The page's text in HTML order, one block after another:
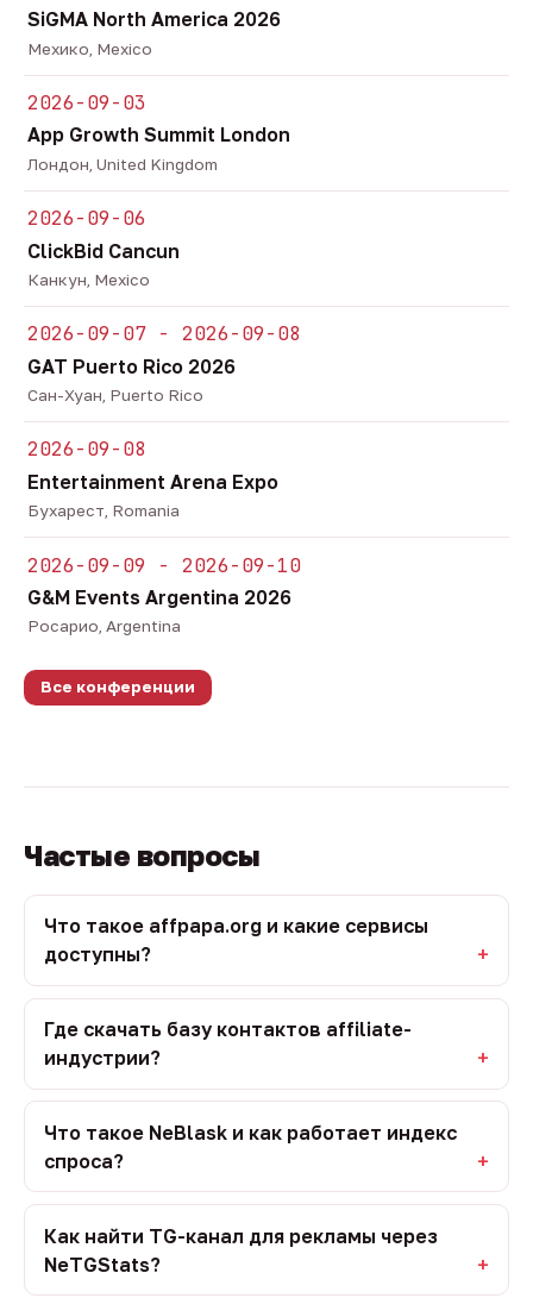
SiGMA North America 2026
Мехико, Mexico
2026-09-03
App Growth Summit London
Лондон, United Kingdom
2026-09-06
ClickBid Cancun
Канкун, Mexico
2026-09-07 - 2026-09-08
GAT Puerto Rico 2026
Сан-Хуан, Puerto Rico
2026-09-08
Entertainment Arena Expo
Бухарест, Romania
2026-09-09 - 2026-09-10
G&M Events Argentina 2026
Росарио, Argentina
Все конференции
Частые вопросы
Что такое affpapa.org и какие сервисы
доступны?
Где скачать базу контактов affiliate-
индустрии?
Что такое NeBlask и как работает индекс
спроса?
Как найти TG-канал для рекламы через
NeTGStats?